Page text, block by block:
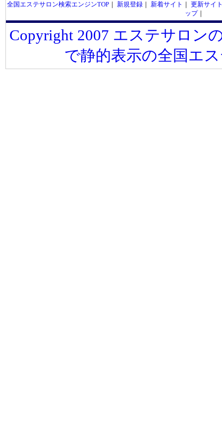
全国エステサロン検索エンジンTOP｜ 新規登録｜ 新着サイト ｜ 更新サイ
ップ｜
Copyright 2007 エステサロン
で静的表示の全国エ